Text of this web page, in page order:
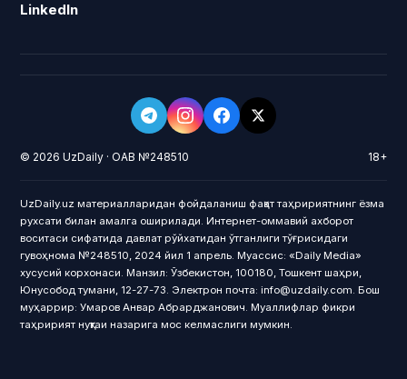
LinkedIn
© 2026 UzDaily · ОАВ №248510 18+
UzDaily.uz материалларидан фойдаланиш фақат таҳририятнинг ёзма
рухсати билан амалга оширилади. Интернет-оммавий ахборот
воситаси сифатида давлат рўйхатидан ўтганлиги тўғрисидаги
гувоҳнома №248510, 2024 йил 1 апрель. Муассис: «Daily Media»
хусусий корхонаси. Манзил: Ўзбекистон, 100180, Тошкент шаҳри,
Юнусобод тумани, 12-27-73. Электрон почта: info@uzdaily.com. Бош
муҳаррир: Умаров Анвар Абрарджанович. Муаллифлар фикри
таҳририят нуқтаи назарига мос келмаслиги мумкин.